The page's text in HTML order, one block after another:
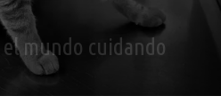
mundo cuidando